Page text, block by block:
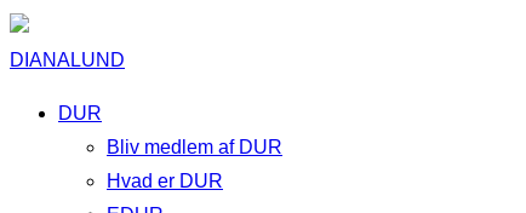
DIANALUND
DUR
Bliv medlem af DUR
Hvad er DUR